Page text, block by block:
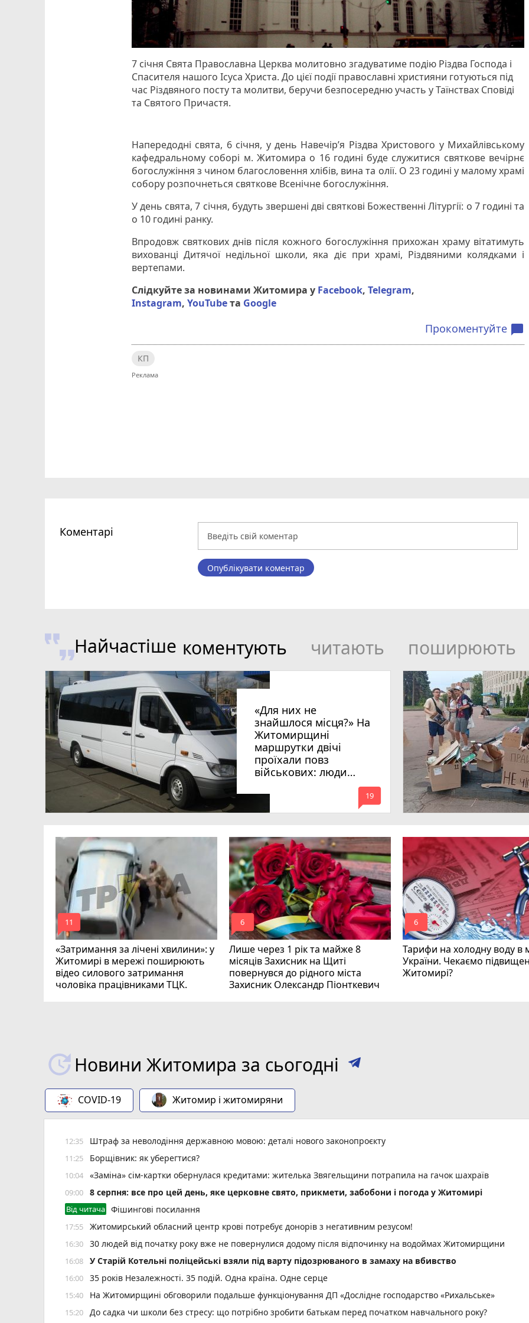
7 січня Свята Православна Церква молитовно згадуватиме подію Різдва Господа і
Спасителя нашого Ісуса Христа. До цієї події православні християни готуються під
час Різдвяного посту та молитви, беручи безпосередню участь у Таїнствах Сповіді
та Святого Причастя.
Напередодні свята, 6 січня, у день Навечір’я Різдва Христового у Михайлівському
кафедральному соборі м. Житомира о 16 годині буде служитися святкове вечірнє
богослужіння з чином благословення хлібів, вина та олії. О 23 годині у малому храмі
собору розпочнеться святкове Всенічне богослужіння.
У день свята, 7 січня, будуть звершені дві святкові Божественні Літургії: о 7 годині та
о 10 годині ранку.
Впродовж святкових днів після кожного богослужіння прихожан храму вітатимуть
вихованці Дитячої недільної школи, яка діє при храмі, Різдвяними колядками і
вертепами.
Слідкуйте за новинами Житомира у Facebook,Telegram,
Instagram,YouTubeта Google
Прокоментуйте chat_bubble
КП
Коментарі
Опублікувати коментар
Найчастіше коментують читають поширюють
«Для них не
знайшлося місця?» На
Житомирщині
маршрутки двічі
проїхали повз
військових: люди
вимагають покарати
винних
mode_comment
19
«Затримання за лічені хвилини»: у
Житомирі в мережі поширюють
відео силового затримання
чоловіка працівниками ТЦК.
mode_comment
11
Лише через 1 рік та майже 8
місяців Захисник на Щиті
повернувся до рідного міста
Захисник Олександр Піонткевич
mode_comment
6
Тарифи на холодну воду в
України. Чекаємо
Житомирі?
mode_comment
6
Новини Житомира за сьогодні
COVID-19 Житомир і житомиряни
12:35 Штраф за неволодіння державною мовою: деталі нового законопроєкту
11:25 Борщівник: як уберегтися?
10:04 «Заміна» сім-картки обернулася кредитами: жителька Звягельщини потрапила на гачок шахраїв
09:00 8 серпня: все про цей день, яке церковне свято, прикмети, забобони і погода у Житомирі
Від читача Фішингові посилання
17:55 Житомирський обласний центр крові потребує донорів з негативним резусом!
16:30 30 людей від початку року вже не повернулися додому після відпочинку на водоймах Житомирщини
16:08 У Старій Котельні поліцейські взяли під варту підозрюваного в замаху на вбивство
16:00 35 років Незалежності. 35 подій. Одна країна. Одне серце
15:40 На Житомирщині обговорили подальше функціонування ДП «Дослідне господарство «Рихальське»
15:20 До садка чи школи без стресу: що потрібно зробити батькам перед початком навчального року?